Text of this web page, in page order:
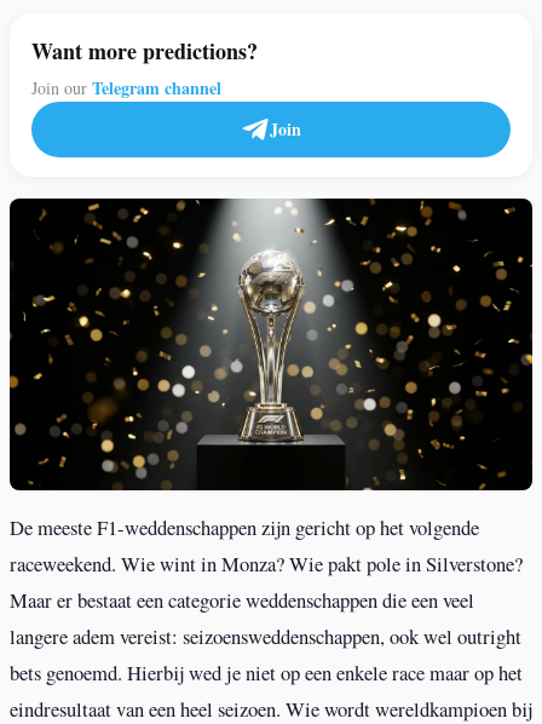
Want more predictions?
Join our Telegram channel
Join
De meeste F1-weddenschappen zijn gericht op het volgende
raceweekend. Wie wint in Monza? Wie pakt pole in Silverstone?
Maar er bestaat een categorie weddenschappen die een veel
langere adem vereist: seizoensweddenschappen, ook wel outright
bets genoemd. Hierbij wed je niet op een enkele race maar op het
eindresultaat van een heel seizoen. Wie wordt wereldkampioen bij